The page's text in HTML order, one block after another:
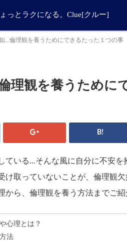
っとラクになる。Clue[クルー]
…倫理観を養うためにできるたった１つの事
理観を養うために
B!
ている…そんな風に自分に不安を
取っていないことが、倫理観欠
ら、倫理観を養う方法までご紹
心理とは？
法